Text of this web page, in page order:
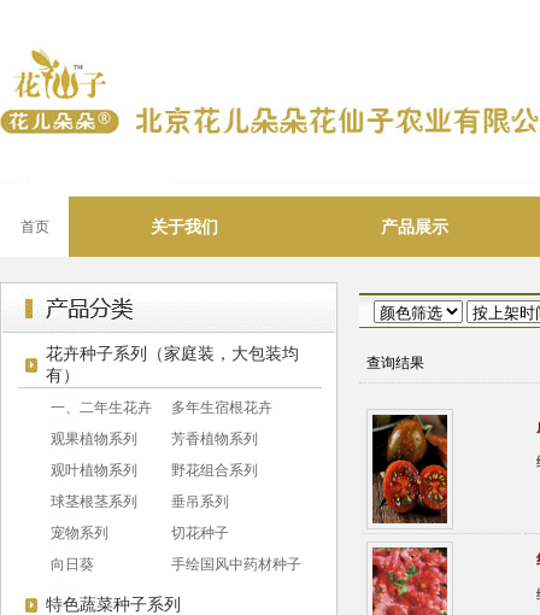
首页 关于我们 产品展示
花卉种子系列（家庭装，大包装均
有）
一、二年生花卉
多年生宿根花卉
观果植物系列
芳香植物系列
观叶植物系列
野花组合系列
球茎根茎系列
垂吊系列
宠物系列
切花种子
向日葵
手绘国风中药材种子
特色蔬菜种子系列
查询结果